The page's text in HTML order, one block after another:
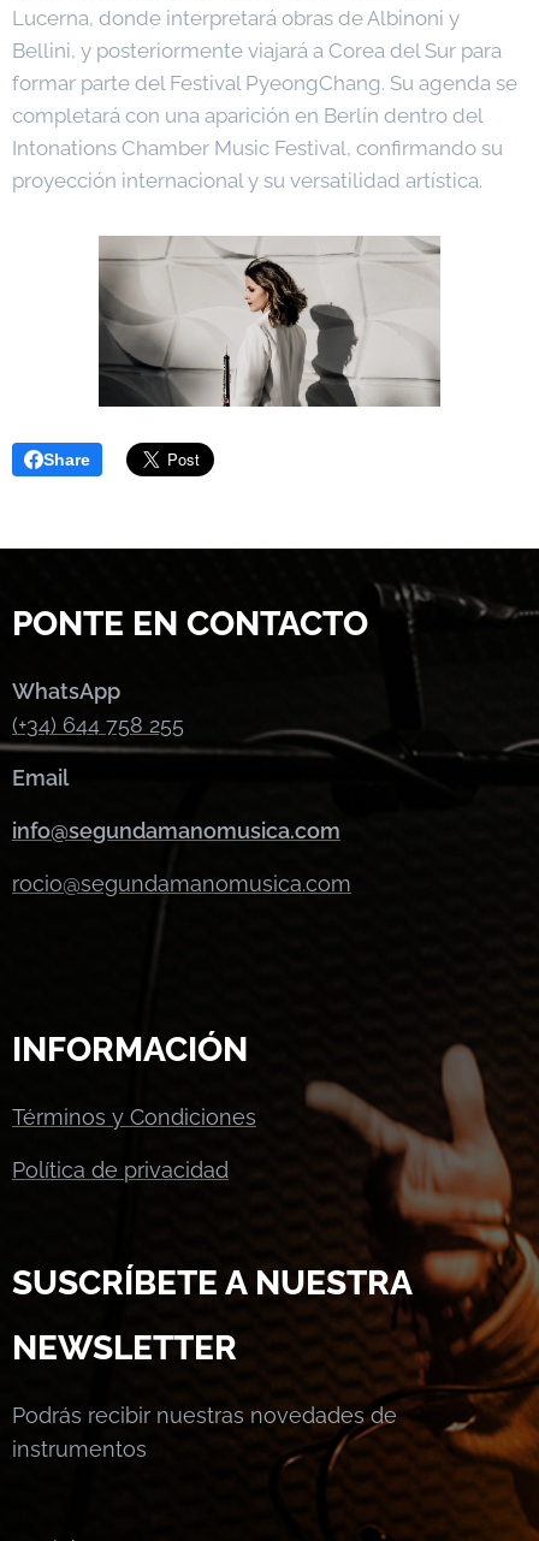
Lucerna, donde interpretará obras de Albinoni y
Bellini, y posteriormente viajará a Corea del Sur para
formar parte del Festival PyeongChang. Su agenda se
completará con una aparición en Berlín dentro del
Intonations Chamber Music Festival, confirmando su
proyección internacional y su versatilidad artística.
Share
PONTE EN CONTACTO
WhatsApp
(+34) 644 758 255
Email
info@segundamanomusica.com
rocio@segundamanomusica.com
INFORMACIÓN
Términos y Condiciones
Política de privacidad
SUSCRÍBETE A NUESTRA
NEWSLETTER
Podrás recibir nuestras novedades de
instrumentos